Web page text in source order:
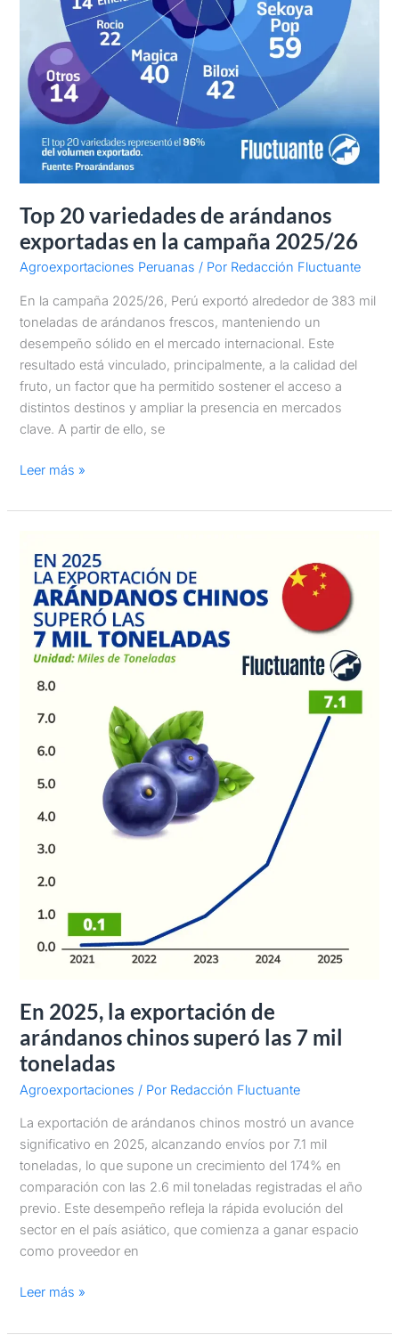
Top 20 variedades de arándanos
exportadas en la campaña 2025/26
Agroexportaciones Peruanas / Por Redacción Fluctuante
En la campaña 2025/26, Perú exportó alrededor de 383 mil
toneladas de arándanos frescos, manteniendo un
desempeño sólido en el mercado internacional. Este
resultado está vinculado, principalmente, a la calidad del
fruto, un factor que ha permitido sostener el acceso a
distintos destinos y ampliar la presencia en mercados
clave. A partir de ello, se
Leer más »
En 2025, la exportación de
arándanos chinos superó las 7 mil
toneladas
Agroexportaciones / Por Redacción Fluctuante
La exportación de arándanos chinos mostró un avance
significativo en 2025, alcanzando envíos por 7.1 mil
toneladas, lo que supone un crecimiento del 174% en
comparación con las 2.6 mil toneladas registradas el año
previo. Este desempeño refleja la rápida evolución del
sector en el país asiático, que comienza a ganar espacio
como proveedor en
2025,
exportación
de
arándanos
chinos
superó
toneladas
Leer más »